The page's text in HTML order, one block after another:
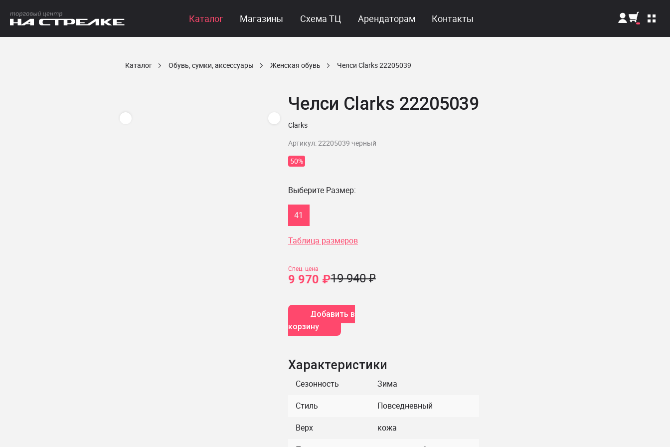
Каталог Магазины Схема ТЦ Арендаторам Контакты
Каталог Обувь, сумки, аксессуары Женская обувь Челси Clarks 22205039
Челси Clarks 22205039
Clarks
Артикул: 22205039 черный
50%
Выберите Размер:
41
Таблица размеров
Спец. цена
9 970 ₽19 940 ₽
Добавить в
корзину
Характеристики
Сезонность
Зима
Стиль
Повседневный
Верх
кожа